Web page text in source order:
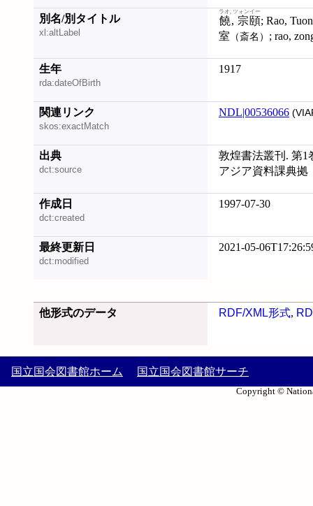
別名/別タイトル
xl:altLabel
饒, 宗頤
ラオ, ツォンイー
室 （斎名） ; rao,
生年
rda:dateOfBirth
1917
関連リンク
skos:exactMatch
NDL|00536066
出典
dct:source
敦煌書法叢刊. 第1
アジア資料課典拠
作成日
dct:created
1997-07-30
最終更新日
dct:modified
2021-05-
他形式のデータ RDF/XML形式,
国立国会図書館ホーム 国立国会図書館サーチ
Copyright ©